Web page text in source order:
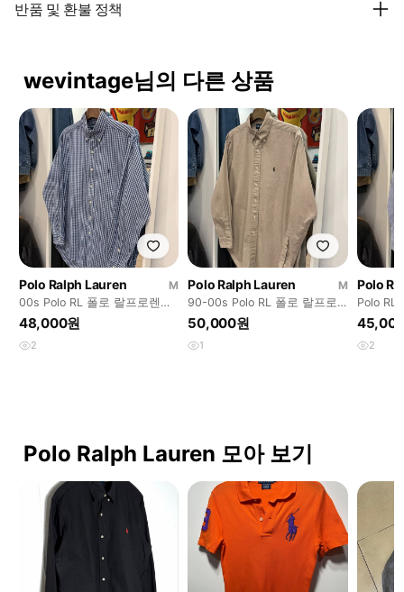
반품 및 환불 정책
wevintage님의 다른 상품
Polo Ralph Lauren
M
00s Polo RL 폴로 랄프로렌
BLAKE 체크 셔츠
48,000원
2
Polo Ralph Lauren
M
90-00s Polo RL 폴로 랄프로
렌 YARMOUTH 올드 체크 셔츠
50,000원
1
Polo
Polo RL
FIT 잔
2
Polo Ralph Lauren 모아 보기